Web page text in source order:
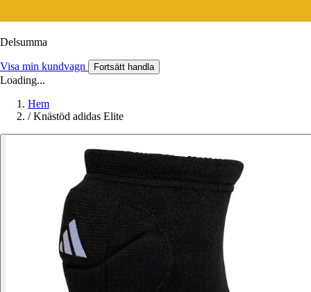
Delsumma
Visa min kundvagn Fortsätt handla
Loading...
Hem
/ Knästöd adidas Elite